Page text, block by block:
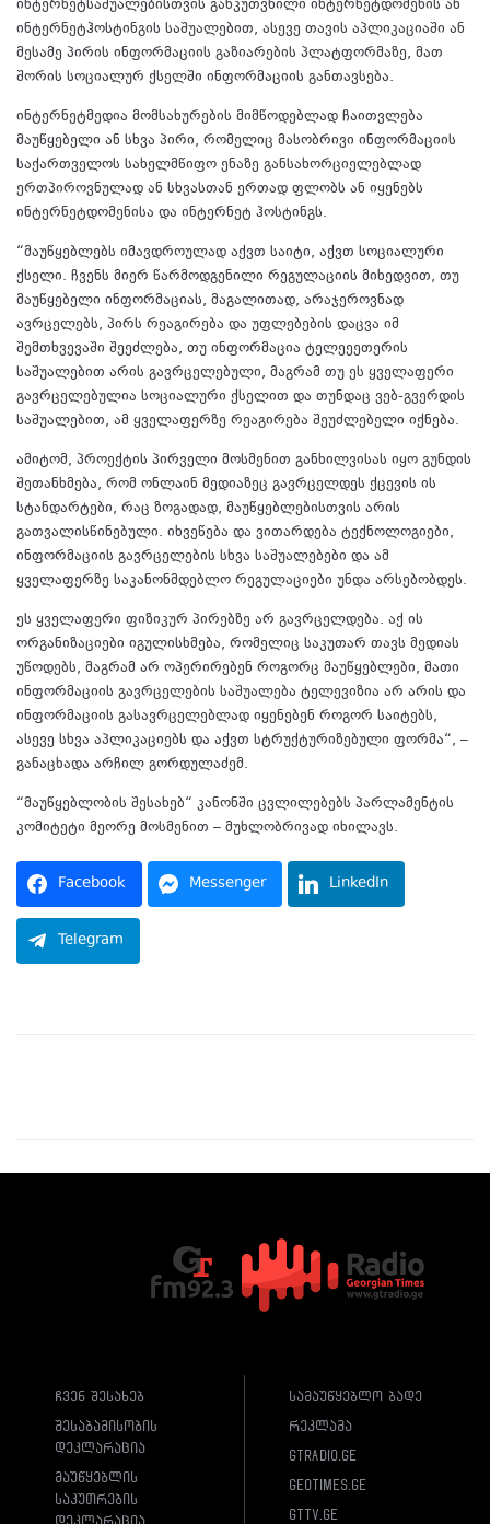
ინტერნეტსაშუალებისთვის განკუთვნილი ინტერნეტდომენის ან
ინტერნეტჰოსტინგის საშუალებით, ასევე თავის აპლიკაციაში ან
მესამე პირის ინფორმაციის გაზიარების პლატფორმაზე, მათ
შორის სოციალურ ქსელში ინფორმაციის განთავსება.
ინტერნეტმედია მომსახურების მიმწოდებლად ჩაითვლება
მაუწყებელი ან სხვა პირი, რომელიც მასობრივი ინფორმაციის
საქართველოს სახელმწიფო ენაზე განსახორციელებლად
ერთპიროვნულად ან სხვასთან ერთად ფლობს ან იყენებს
ინტერნეტდომენისა და ინტერნეტ ჰოსტინგს.
“მაუწყებლებს იმავდროულად აქვთ საიტი, აქვთ სოციალური
ქსელი. ჩვენს მიერ წარმოდგენილი რეგულაციის მიხედვით, თუ
მაუწყებელი ინფორმაციას, მაგალითად, არაჯეროვნად
ავრცელებს, პირს რეაგირება და უფლებების დაცვა იმ
შემთხვევაში შეეძლება, თუ ინფორმაცია ტელეეეთერის
საშუალებით არის გავრცელებული, მაგრამ თუ ეს ყველაფერი
გავრცელებულია სოციალური ქსელით და თუნდაც ვებ-გვერდის
საშუალებით, ამ ყველაფერზე რეაგირება შეუძლებელი იქნება.
ამიტომ, პროექტის პირველი მოსმენით განხილვისას იყო გუნდის
შეთანხმება, რომ ონლაინ მედიაზეც გავრცელდეს ქცევის ის
სტანდარტები, რაც ზოგადად, მაუწყებლებისთვის არის
გათვალისწინებული. იხვეწება და ვითარდება ტექნოლოგიები,
ინფორმაციის გავრცელების სხვა საშუალებები და ამ
ყველაფერზე საკანონმდებლო რეგულაციები უნდა არსებობდეს.
ეს ყველაფერი ფიზიკურ პირებზე არ გავრცელდება. აქ ის
ორგანიზაციები იგულისხმება, რომელიც საკუთარ თავს მედიას
უწოდებს, მაგრამ არ ოპერირებენ როგორც მაუწყებლები, მათი
ინფორმაციის გავრცელების საშუალება ტელევიზია არ არის და
ინფორმაციის გასავრცელებლად იყენებენ როგორ საიტებს,
ასევე სხვა აპლიკაციებს და აქვთ სტრუქტურიზებული ფორმა“, –
განაცხადა არჩილ გორდულაძემ.
“მაუწყებლობის შესახებ“ კანონში ცვლილებებს პარლამენტის
კომიტეტი მეორე მოსმენით – მუხლობრივად იხილავს.
Facebook Messenger LinkedIn
Telegram
ჩვენ შესახებ
შესაბამისობის
დეკლარაცია
მაუწყებლის
საკუთრების
სამაუწყებლო ბადე
რეკლამა
gtradio.ge
geotimes.ge
gttv.ge